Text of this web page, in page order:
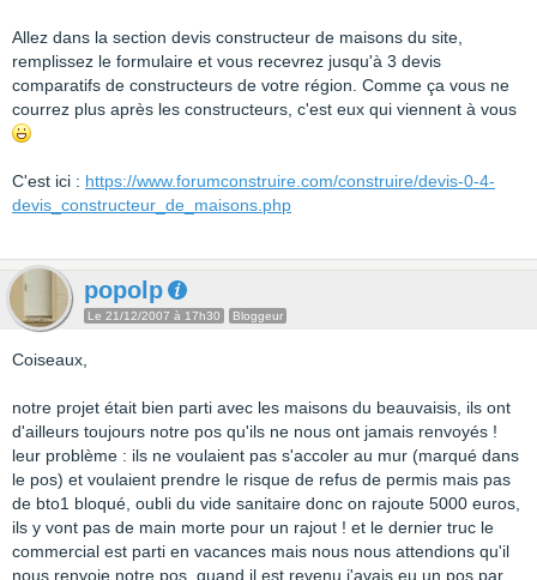
Allez dans la section devis constructeur de maisons du site,
remplissez le formulaire et vous recevrez jusqu'à 3 devis
comparatifs de constructeurs de votre région. Comme ça vous ne
courrez plus après les constructeurs, c'est eux qui viennent à vous
C'est ici : https://www.forumconstruire.com/construire/devis-0-4-
devis_constructeur_de_maisons.php
popolp
Le 21/12/2007 à 17h30 Bloggeur
Coiseaux,
notre projet était bien parti avec les maisons du beauvaisis, ils ont
d'ailleurs toujours notre pos qu'ils ne nous ont jamais renvoyés !
leur problème : ils ne voulaient pas s'accoler au mur (marqué dans
le pos) et voulaient prendre le risque de refus de permis mais pas
de bto1 bloqué, oubli du vide sanitaire donc on rajoute 5000 euros,
ils y vont pas de main morte pour un rajout ! et le dernier truc le
commercial est parti en vacances mais nous nous attendions qu'il
nous renvoie notre pos, quand il est revenu j'avais eu un pos par